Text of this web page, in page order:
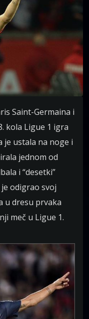
Saint-Germaina i
kola Ligue 1 igra
je ustala na noge i
jednom od
i “desetki”
odigrao svoj
u dresu prvaka
meč u Ligue 1.